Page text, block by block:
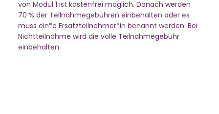
von Modul 1 ist kostenfrei möglich. Danach werden
70 % der Teilnahmegebühren einbehalten oder es
muss ein*e Ersatzteilnehmer*in benannt werden. Bei
Nichtteilnahme wird die volle Teilnahmegebühr
einbehalten.